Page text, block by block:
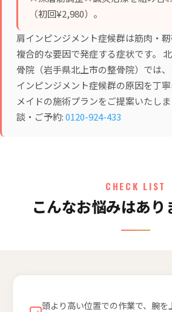
（初回¥2,980）。
肩インピンジメント症候群は筋肉・
複合的な要因で発症する症状です。
骨院（岩手県北上市の整骨院）では
インピンジメント症候群の原因を丁
メイドの施術プランをご提案いたし
談・ご予約:0120-924-433
CHECK LIST
こんなお悩みはあり
頭より高い位置での作業で、腕を